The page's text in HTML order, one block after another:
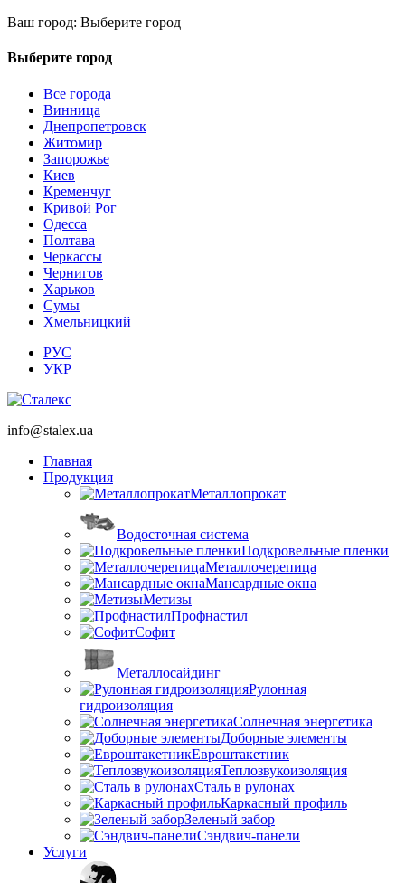
Ваш город: Выберите город
Выберите город
Все города
Винница
Днепропетровск
Житомир
Запорожье
Киев
Кременчуг
Кривой Рог
Одесса
Полтава
Черкассы
Чернигов
Харьков
Сумы
Хмельницкий
РУС
УКР
info@stalex.ua
Главная
Продукция
Металлопрокат
Водосточная система
Подкровельные пленки
Металлочерепица
Мансардные окна
Метизы
Профнастил
Софит
Металлосайдинг
Рулонная
гидроизоляция
Солнечная энергетика
Доборные элементы
Евроштакетник
Теплозвукоизоляция
Сталь в рулонах
Каркасный профиль
Зеленый забор
Сэндвич-панели
Услуги